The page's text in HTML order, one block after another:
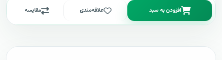
افزودن به سبد علاقه‌مندی مقایسه